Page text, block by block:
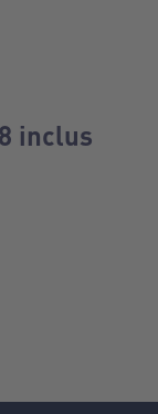
inclus